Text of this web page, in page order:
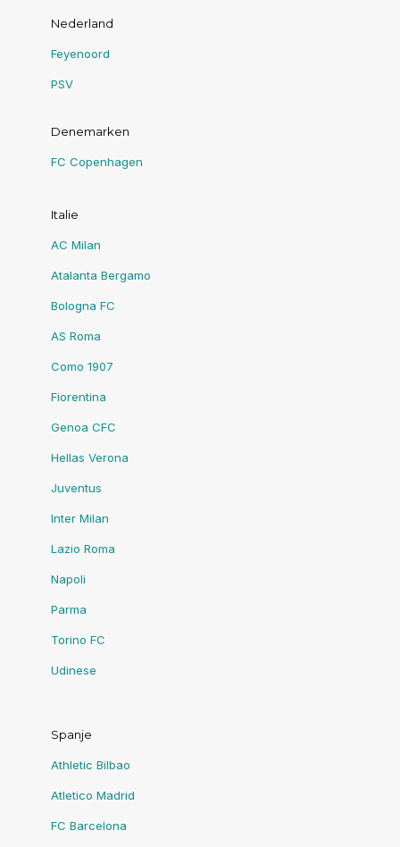
Nederland
Feyenoord
PSV
Denemarken
FC Copenhagen
Italie
AC Milan
Atalanta Bergamo
Bologna FC
AS Roma
Como 1907
Fiorentina
Genoa CFC
Hellas Verona
Juventus
Inter Milan
Lazio Roma
Napoli
Parma
Torino FC
Udinese
Spanje
Athletic Bilbao
Atletico Madrid
FC Barcelona